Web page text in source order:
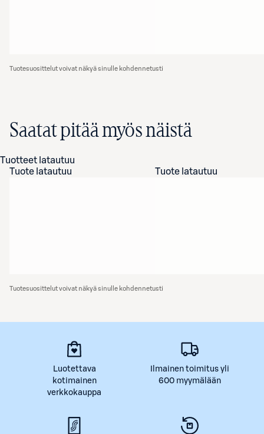
Tuotesuosittelut voivat näkyä sinulle kohdennetusti
Saatat pitää myös näistä
Tuotteet latautuu
Tuote latautuu
Tuote latautuu
Tuotesuosittelut voivat näkyä sinulle kohdennetusti
Luotettava
kotimainen
verkkokauppa
Ilmainen toimitus yli
600 myymälään